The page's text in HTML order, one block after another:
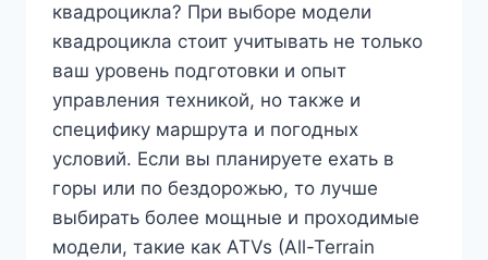
квадроцикла? При выборе модели
квадроцикла стоит учитывать не только
ваш уровень подготовки и опыт
управления техникой, но также и
специфику маршрута и погодных
условий. Если вы планируете ехать в
горы или по бездорожью, то лучше
выбирать более мощные и проходимые
модели, такие как ATVs (All-Terrain